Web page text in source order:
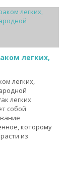
легких,
легких,
легких
собой
которому
из